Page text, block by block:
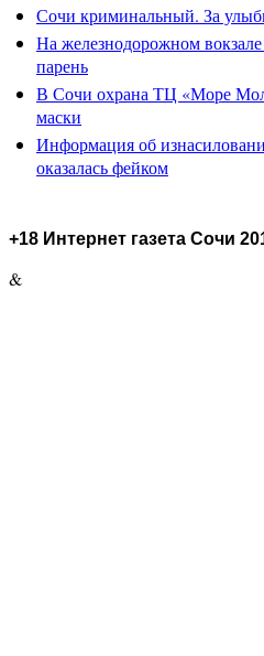
Сочи криминальный. За
На железнодорожном
парень
В Сочи охрана ТЦ «Море
маски
Информация об
оказалась фейком
+18 Интернет газета Сочи
&